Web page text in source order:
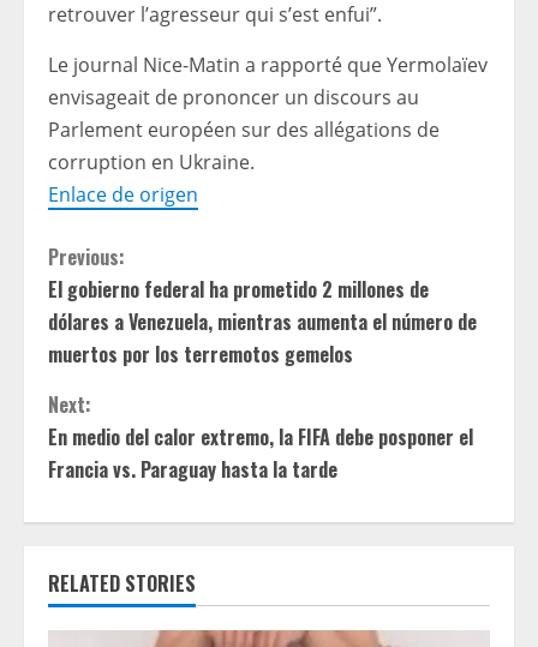
retrouver l’agresseur qui s’est enfui”.
Le journal Nice-Matin a rapporté que Yermolaïev
envisageait de prononcer un discours au
Parlement européen sur des allégations de
corruption en Ukraine.
Enlace de origen
C
o
n
t
i
n
u
e
Previous:
El gobierno federal ha prometido 2 millones de
dólares a Venezuela, mientras aumenta el número de
muertos por los terremotos gemelos
Next:
En medio del calor extremo, la FIFA debe posponer el
Francia vs. Paraguay hasta la tarde
RELATED STORIES